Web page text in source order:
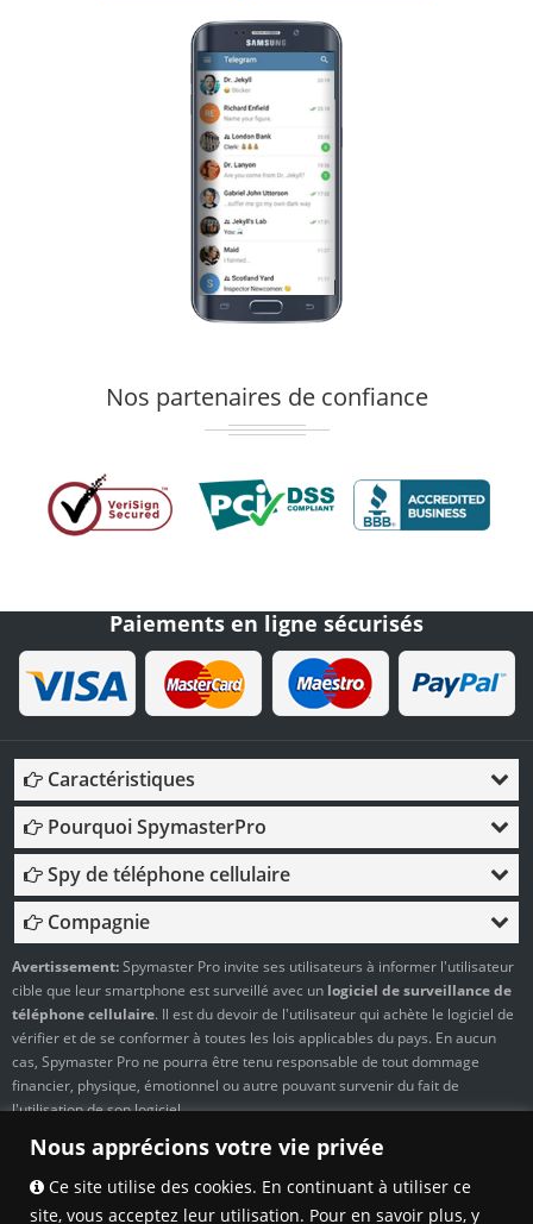
Nous apprécions votre vie privée
Ce site utilise des cookies. En continuant à utiliser ce
site, vous acceptez leur utilisation. Pour en savoir plus, y
Nos partenaires de confiance
Paiements en ligne sécurisés
Caractéristiques
Pourquoi SpymasterPro
Spy de téléphone cellulaire
Compagnie
Avertissement:Spymaster Pro invite ses utilisateurs à informer l'utilisateur
cible que leur smartphone est surveillé avec un logiciel de surveillance de
téléphone cellulaire. Il est du devoir de l'utilisateur qui achète le logiciel de
vérifier et de se conformer à toutes les lois applicables du pays. En aucun
cas, Spymaster Pro ne pourra être tenu responsable de tout dommage
financier, physique, émotionnel ou autre pouvant survenir du fait de
l'utilisation de son logiciel.
Retrouvez-nous sur